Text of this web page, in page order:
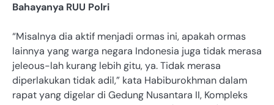
Bahayanya RUU Polri
“Misalnya dia aktif menjadi ormas ini, apakah ormas
lainnya yang warga negara Indonesia juga tidak merasa
jeleous-lah kurang lebih gitu, ya. Tidak merasa
diperlakukan tidak adil,” kata Habiburokhman dalam
rapat yang digelar di Gedung Nusantara II, Kompleks